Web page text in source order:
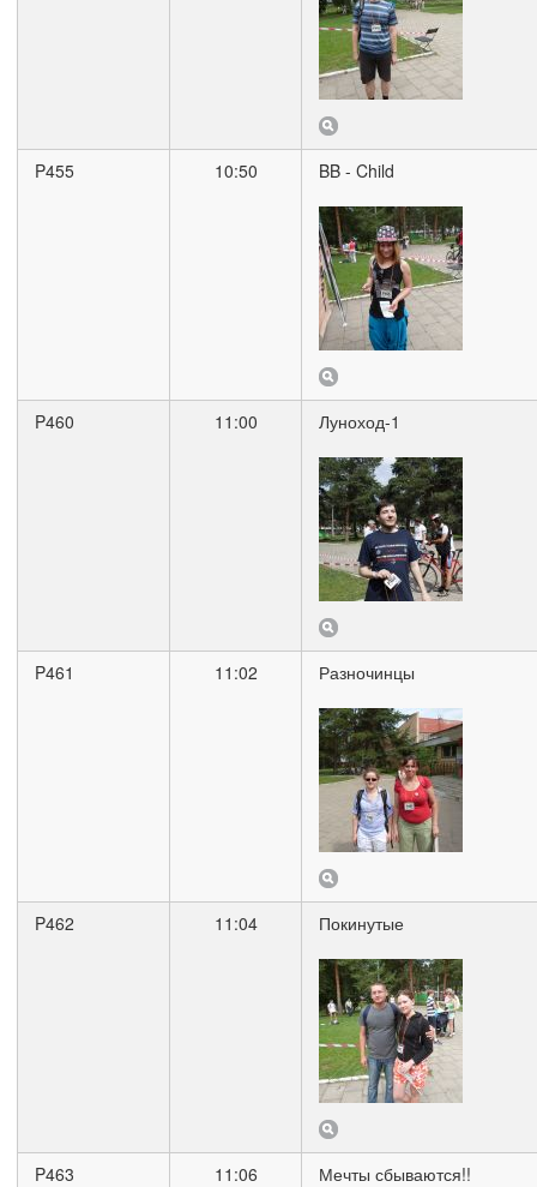
P455 10:50 BB - Child
P460 11:00 Луноход-1
P461 11:02 Разночинцы
P462 11:04 Покинутые
P463 11:06 Мечты сбываются!!